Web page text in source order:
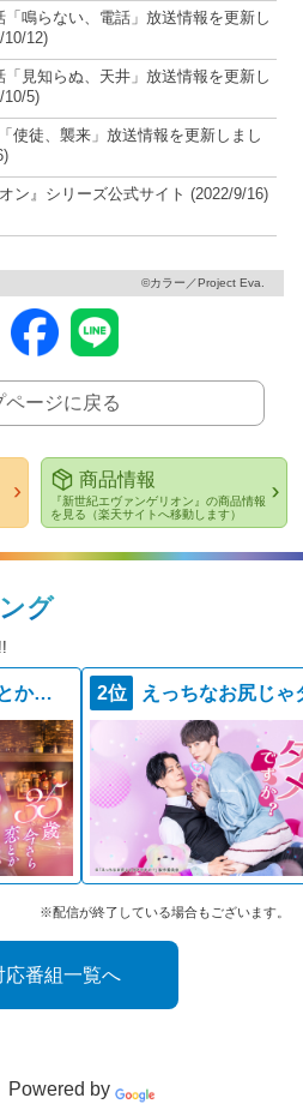
「鳴らない、電話」放送情報を更新し
10/12)
「見知らぬ、天井」放送情報を更新し
10/5)
使徒、襲来」放送情報を更新しまし
ン』シリーズ公式サイト (2022/9/16)
©カラー／Project Eva.
ページに戻る
商品情報
『新世紀エヴァンゲリオン』の商品情報
を見る（楽天サイトへ移動します）
グ
３５歳、今さら恋とかありえない 2位
※配信が終了している場合もございます。
応番組一覧へ
Powered by